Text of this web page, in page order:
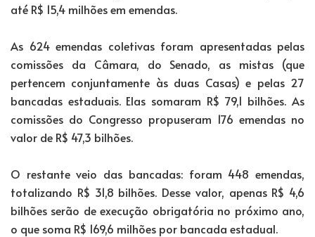
até R$ 15,4 milhões em emendas.
As 624 emendas coletivas foram apresentadas pelas
comissões da Câmara, do Senado, as mistas (que
pertencem conjuntamente às duas Casas) e pelas 27
bancadas estaduais. Elas somaram R$ 79,1 bilhões. As
comissões do Congresso propuseram 176 emendas no
valor de R$ 47,3 bilhões.
O restante veio das bancadas: foram 448 emendas,
totalizando R$ 31,8 bilhões. Desse valor, apenas R$ 4,6
bilhões serão de execução obrigatória no próximo ano,
o que soma R$ 169,6 milhões por bancada estadual.